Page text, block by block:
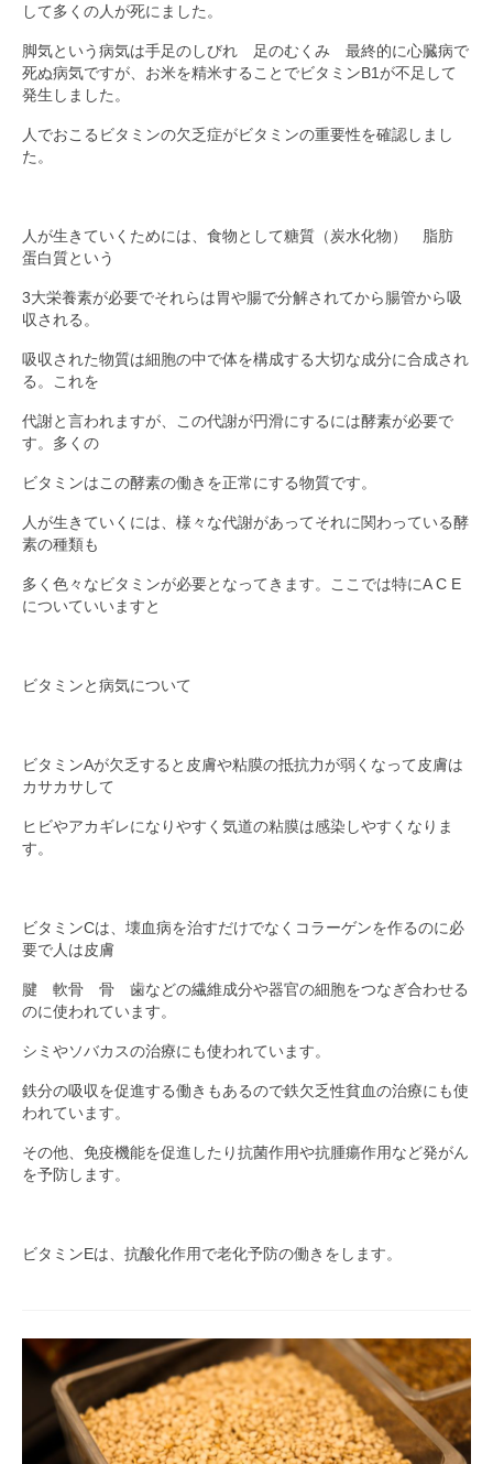
して多くの人が死にました。
脚気という病気は手足のしびれ 足のむくみ 最終的に心臓病で
死ぬ病気ですが、お米を精米することでビタミンB1が不足して
発生しました。
人でおこるビタミンの欠乏症がビタミンの重要性を確認しまし
た。
人が生きていくためには、食物として糖質（炭水化物） 脂肪
蛋白質という
3大栄養素が必要でそれらは胃や腸で分解されてから腸管から吸
収される。
吸収された物質は細胞の中で体を構成する大切な成分に合成され
る。これを
代謝と言われますが、この代謝が円滑にするには酵素が必要で
す。多くの
ビタミンはこの酵素の働きを正常にする物質です。
人が生きていくには、様々な代謝があってそれに関わっている酵
素の種類も
多く色々なビタミンが必要となってきます。ここでは特にA C E
についていいますと
ビタミンと病気について
ビタミンAが欠乏すると皮膚や粘膜の抵抗力が弱くなって皮膚は
カサカサして
ヒビやアカギレになりやすく気道の粘膜は感染しやすくなりま
す。
ビタミンCは、壊血病を治すだけでなくコラーゲンを作るのに必
要で人は皮膚
腱 軟骨 骨 歯などの繊維成分や器官の細胞をつなぎ合わせる
のに使われています。
シミやソバカスの治療にも使われています。
鉄分の吸収を促進する働きもあるので鉄欠乏性貧血の治療にも使
われています。
その他、免疫機能を促進したり抗菌作用や抗腫瘍作用など発がん
を予防します。
ビタミンEは、抗酸化作用で老化予防の働きをします。